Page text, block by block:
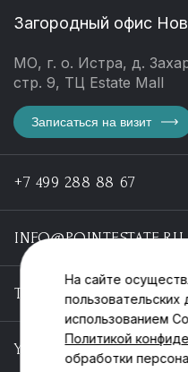
Загородный офис
МО, г. о. Истра, д.
стр. 9, ТЦ Estate Mall
Записаться на визит
+7 499 288 88 67
INFO@POINTESTATE.RU
TELEGRAM
YOUTUBE
На сайте
пользовательских
использованием
Политикой
обработки